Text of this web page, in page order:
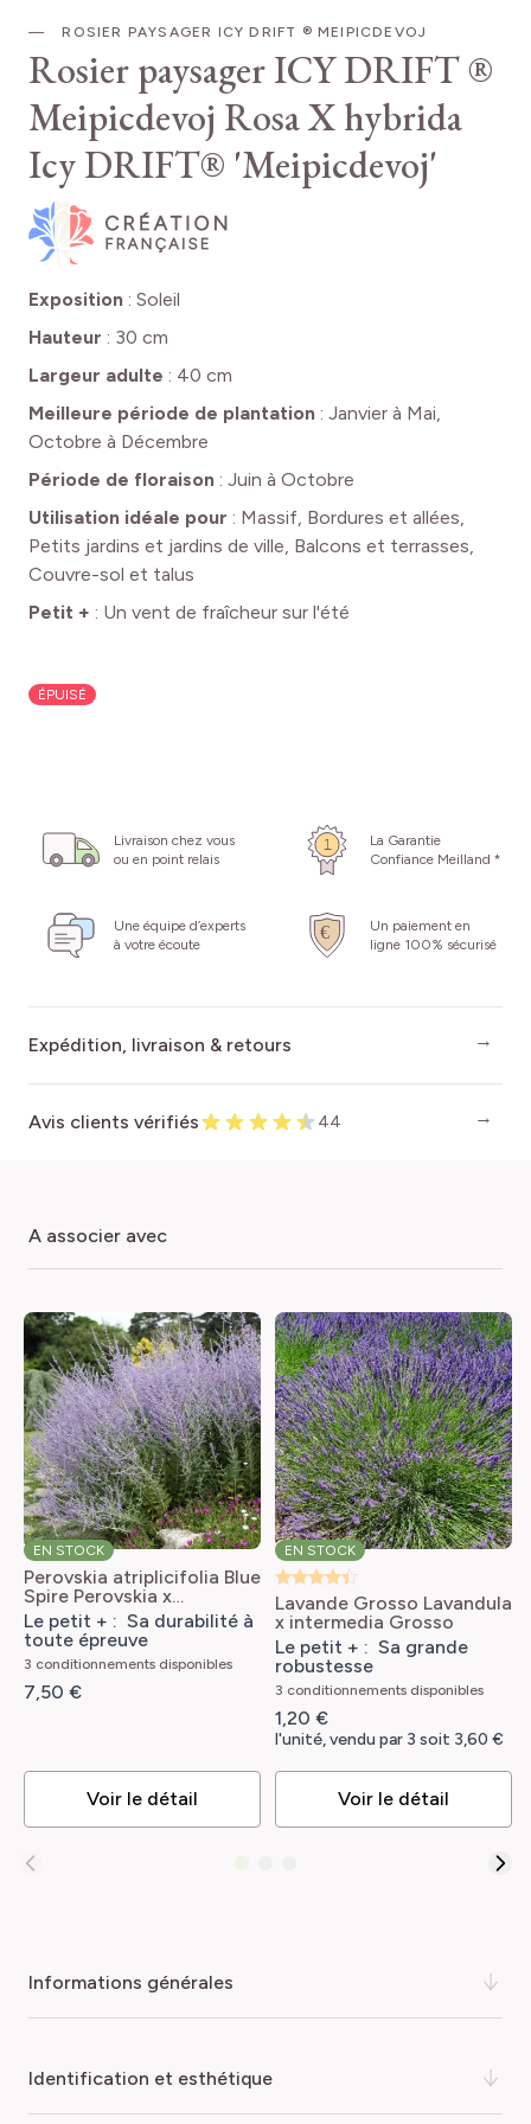
ROSIER PAYSAGER ICY DRIFT ® MEIPICDEVOJ
Rosier paysager ICY DRIFT ®
Meipicdevoj Rosa X hybrida
Icy DRIFT® 'Meipicdevoj'
Exposition : Soleil
Hauteur : 30 cm
Largeur adulte : 40 cm
Meilleure période de plantation : Janvier à Mai,
Octobre à Décembre
Période de floraison : Juin à Octobre
Utilisation idéale pour : Massif, Bordures et allées,
Petits jardins et jardins de ville, Balcons et terrasses,
Couvre-sol et talus
Petit + : Un vent de fraîcheur sur l'été
ÉPUISÉ
Livraison chez vous
ou en point relais
La Garantie
Confiance Meilland *
Une équipe d’experts
à votre écoute
Un paiement en
ligne 100% sécurisé
Expédition, livraison & retours
Avis clients vérifiés 44
a associer avec
EN STOCK
Perovskia atriplicifolia Blue
Spire Perovskia x
atriplicifolia Blue Spire
Le petit + : Sa durabilité à
toute épreuve
3 conditionnements disponibles
7,50 €
Voir le détail
EN STOCK
Lavande Grosso Lavandula
x intermedia Grosso
Le petit + : Sa grande
robustesse
3 conditionnements disponibles
1,20 €
l'unité, vendu par 3 soit 3,60 €
Voir le détail
informations générales
Découvrez Icy DRIFT®, un ravissant rosier paysager au
identification et esthétique